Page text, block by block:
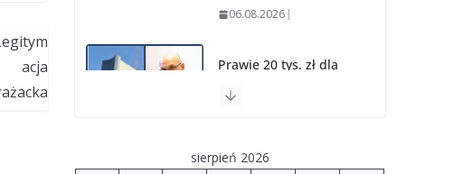
06.08.2026
Prawie 20 tys. zł dla
Podwyżka mimo
04.08.2026
sierpień 2026